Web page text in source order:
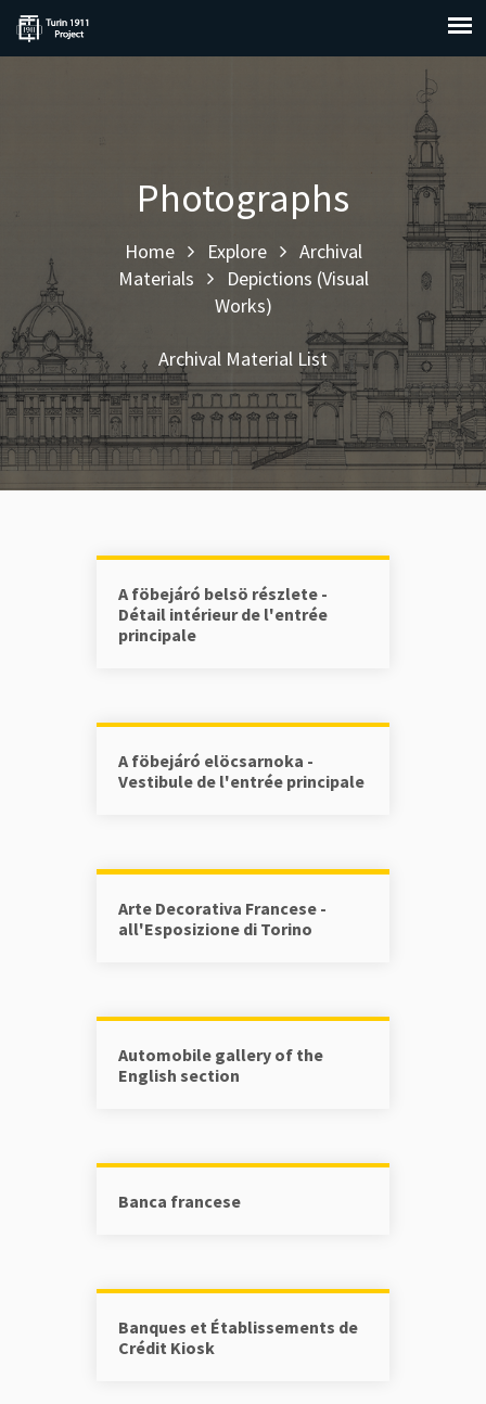
Photographs
Home Explore
Archival
Materials
Depictions (Visual
Works)
Archival Material List
A föbejáró belsö részlete -
Détail intérieur de l'entrée
principale
A föbejáró elöcsarnoka -
Vestibule de l'entrée principale
Arte Decorativa Francese -
all'Esposizione di Torino
Automobile gallery of the
English section
Banca francese
Banques et Établissements de
Crédit Kiosk